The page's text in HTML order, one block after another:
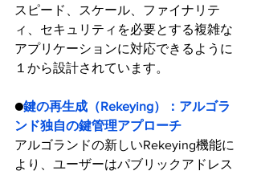
スピード、スケール、ファイナリテ
ィ、セキュリティを必要とする複雑な
アプリケーションに対応できるように
１から設計されています。
●鍵の再生成（Rekeying）：アルゴラ
ンド独自の鍵管理アプローチ
アルゴランドの新しいRekeying機能に
より、ユーザーはパブリックアドレス